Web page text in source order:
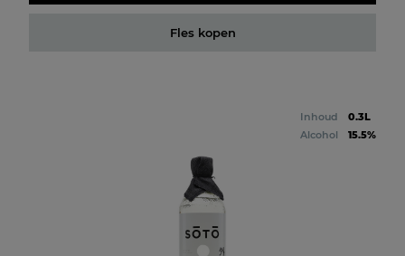
Fles kopen
Inhoud
0.3L
Alcohol
15.5%